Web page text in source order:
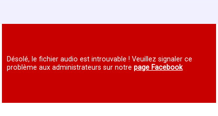
Désolé, le fichier audio est introuvable ! Veuillez signaler ce
problème aux administrateurs sur notrepage Facebook